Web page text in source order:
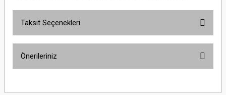
Taksit Seçenekleri
Önerileriniz
yetersiz gördüğünüz noktaları öneri formunu kullanarak tarafımıza